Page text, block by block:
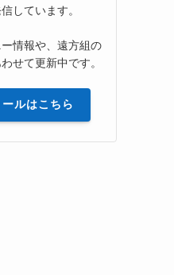
しています。
情報や、遠方組の
せて更新中です。
ルはこちら